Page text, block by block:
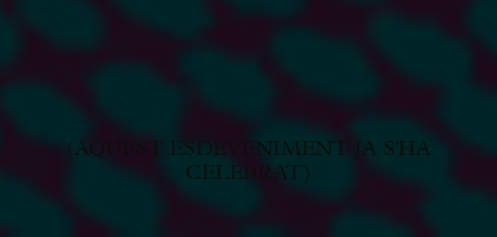
(AQUEST ESDEVENIMENT JA S'HA
CELEBRAT)